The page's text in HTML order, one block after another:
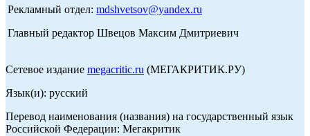
Рекламный отдел: mdshvetsov@yandex.ru
Главный редактор Швецов Максим Дмитриевич
Сетевое издание megacritic.ru (МЕГАКРИТИК.РУ)
Язык(и): русский
Перевод наименования (названия) на государственный язык
Российской Федерации: Мегакритик